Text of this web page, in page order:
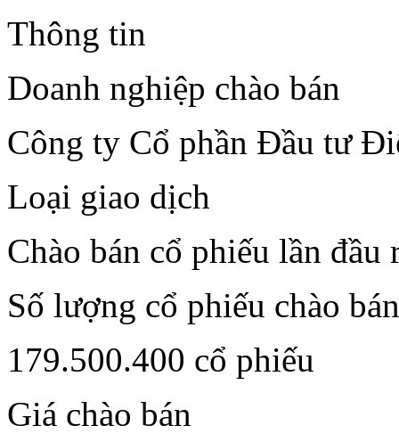
Thông tin
Doanh nghiệp chào bán
Công ty Cổ phần Đầu tư
Loại giao dịch
Chào bán cổ phiếu lần đầu
Số lượng cổ phiếu chào bán
179.500.400 cổ phiếu
Giá chào bán